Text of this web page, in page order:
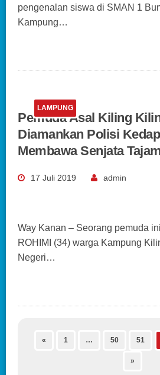
pengenalan siswa di SMAN 1
Kampung…
LAMPUNG
Pemuda Asal Kiling
Diamankan Polisi
Membawa Senjata
17 Juli 2019 admin
Way Kanan – Seorang pemuda
ROHIMI (34) warga Kampung
Negeri…
« 1 … 50 51
»